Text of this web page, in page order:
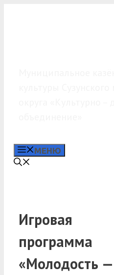
МЕНЮ
Игровая
программа
«Молодость —